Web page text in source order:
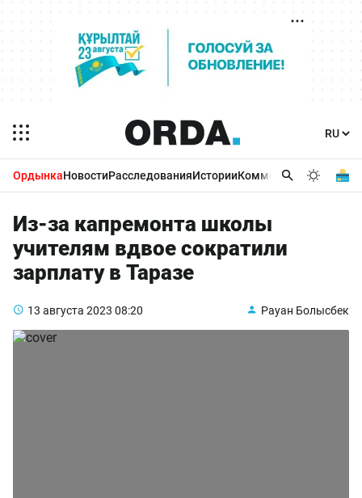
ОрдынкаНовостиРасследованияИсторииКомментарииБизнес
Из-за капремонта школы
учителям вдвое сократили
зарплату в Таразе
13 августа 2023 08:20 Рауан Болысбек